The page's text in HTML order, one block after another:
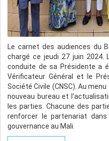
Le carnet des audiences du
chargé ce jeudi 27 juin 2024.
conduite de sa Présidente a
Vérificateur Général et le
Société Civile (CNSC). Au
nouveau bureau et
les parties. Chacune des
renforcer le partenariat
gouvernance au Mali.